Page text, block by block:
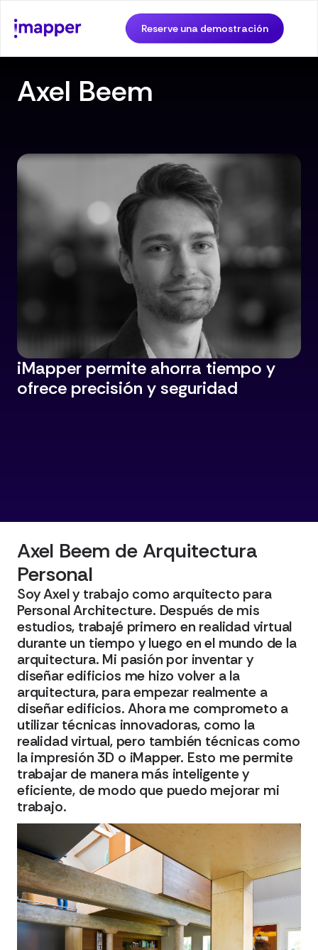
Reserve una demostración
Axel Beem
iMapper permite ahorra tiempo y
ofrece precisión y seguridad
Axel Beem de Arquitectura
Personal
Soy Axel y trabajo como arquitecto para
Personal Architecture. Después de mis
estudios, trabajé primero en realidad virtual
durante un tiempo y luego en el mundo de la
arquitectura. Mi pasión por inventar y
diseñar edificios me hizo volver a la
arquitectura, para empezar realmente a
diseñar edificios. Ahora me comprometo a
utilizar técnicas innovadoras, como la
realidad virtual, pero también técnicas como
la impresión 3D o iMapper. Esto me permite
trabajar de manera más inteligente y
eficiente, de modo que puedo mejorar mi
trabajo.